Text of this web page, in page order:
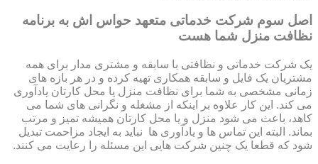
اصل سوم شرکت خدماتی متعهد حواس اش به برنامه
نظافت منزل شما هست
یک شرکت خدماتی و نظافتی با سابقه و مشتری مدار برای همه
مشتریان یک فایل و سابقه همکاری تهیه کرده و در هر بازه های
زمانی مشخصی به شما برای نظافت منزل یا محل کارتان یادآوری
می کند. این کار علاوه بر اینکه از مشغله و نگرانی های شما می
کاهد، باعث می شود منزل و یا محل کارتان همیشه تمیز و مرتب
بماند. البته این تماس ها و یادآوری ها نباید به ایجاد مزاحمت تبدیل
شود که قطعا یک چنین شرکت هایی این مسئله را رعایت می کنند.